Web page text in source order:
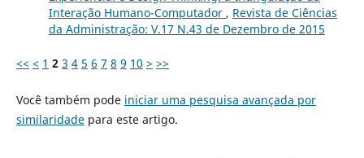
Interação Humano-Computador , Revista de Ciências
da Administração: V.17 N.43 de Dezembro de 2015
<< < 1 2 3 4 5 6 7 8 9 10 > >>
Você também pode iniciar uma pesquisa avançada por
similaridadepara este artigo.